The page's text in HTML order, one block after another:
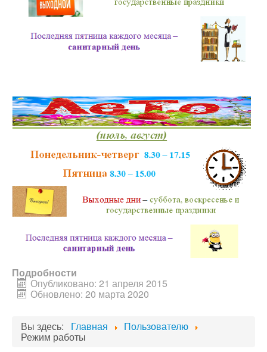
Подробности
Опубликовано: 21 апреля 2015
Обновлено: 20 марта 2020
Вы здесь: Главная Пользователю
Режим работы